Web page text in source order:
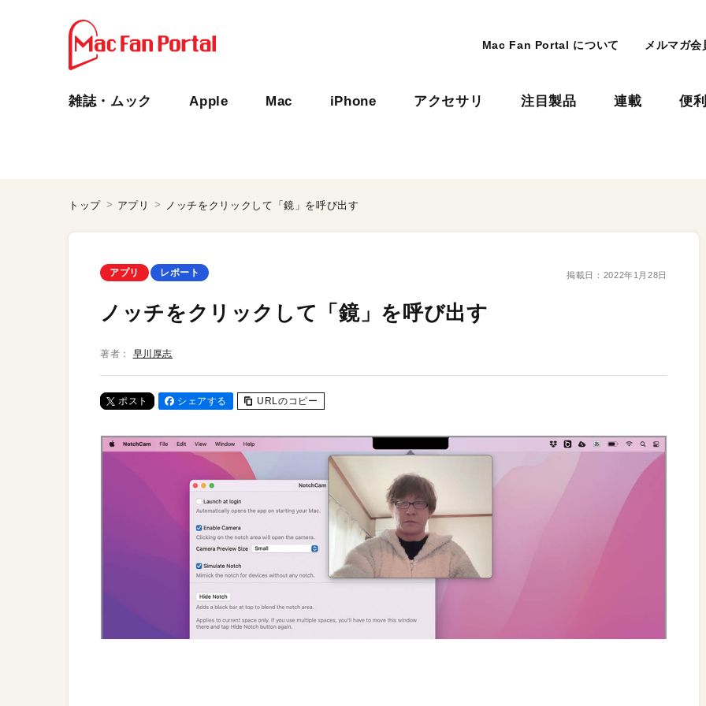
Mac Fan Portal について メルマガ会
雑誌・ムック Apple Mac iPhone アクセサリ 注目製品 連載 便
トップ アプリ ノッチをクリックして「鏡」を呼び出す
アプリ レポート 掲載日： 2022年1月28日
ノッチをクリックして「鏡」を呼び出す
著者： 早川厚志
ポスト シェアする URLのコピー